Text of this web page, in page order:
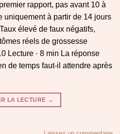
rapport, pas avant 10 à
uniquement à partir de 14 jours
élevé de faux négatifs,
réels de grossesse
Lecture · 8 min La réponse
de temps faut-il attendre après
LA LECTURE →